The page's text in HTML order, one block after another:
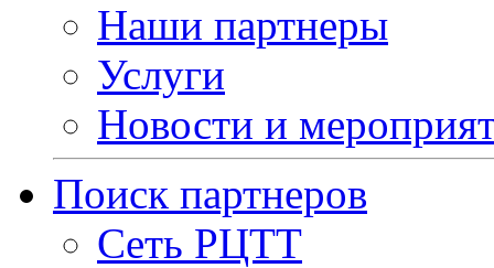
Наши партнеры
Услуги
Новости и
Поиск партнеров
Сеть РЦТТ